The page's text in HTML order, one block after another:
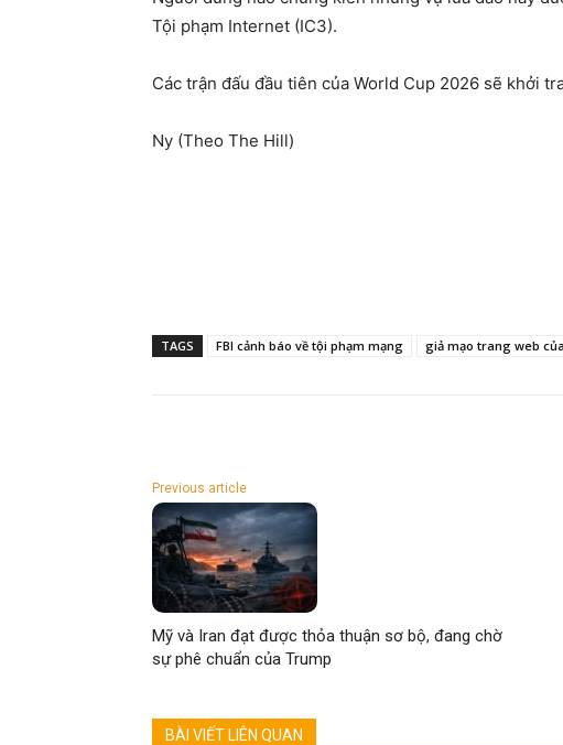
Tội phạm Internet (IC3).
Các trận đấu đầu tiên của World Cup 2026 sẽ khởi
Ny (Theo The Hill)
TAGS FBI cảnh báo về tội phạm mạng giả mạo trang web
Previous article
Mỹ và Iran đạt được thỏa thuận sơ bộ, đang chờ
sự phê chuẩn của Trump
BÀI VIẾT LIÊN QUAN